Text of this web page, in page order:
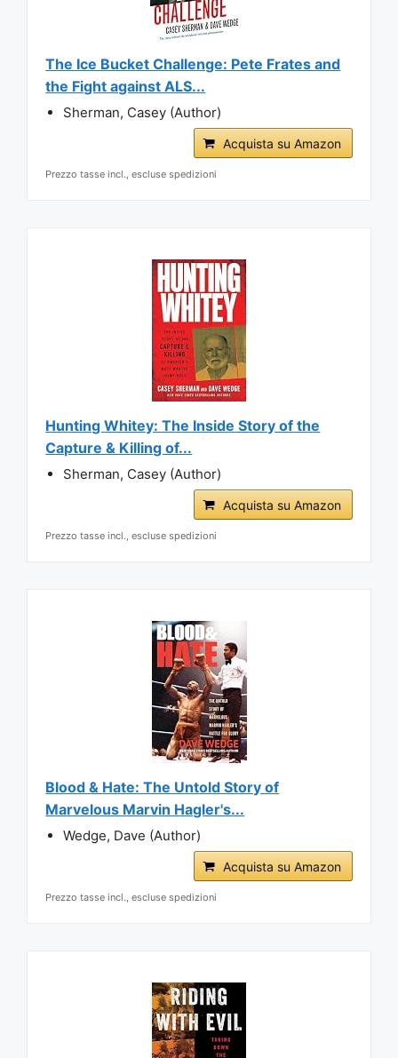
The Ice Bucket Challenge: Pete Frates and
the Fight against ALS...
Sherman, Casey (Author)
Acquista su Amazon
Prezzo tasse incl., escluse spedizioni
Hunting Whitey: The Inside Story of the
Capture & Killing of...
Sherman, Casey (Author)
Acquista su Amazon
Prezzo tasse incl., escluse spedizioni
Blood & Hate: The Untold Story of
Marvelous Marvin Hagler's...
Wedge, Dave (Author)
Acquista su Amazon
Prezzo tasse incl., escluse spedizioni